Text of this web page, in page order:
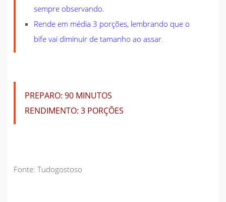
sempre observando.
Rende em média 3 porções, lembrando que o
bife vai diminuir de tamanho ao assar.
PREPARO: 90 MINUTOS
RENDIMENTO: 3 PORÇÕES
Fonte: Tudogostoso